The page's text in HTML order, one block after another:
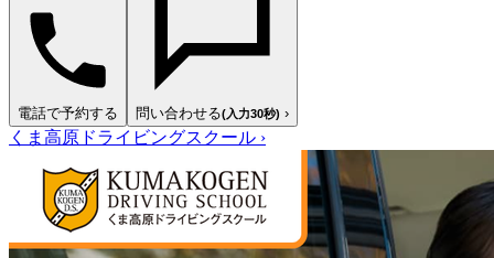
電話で予約する 問い合わせる(入力30秒) ›
くま高原ドライビングスクール ›